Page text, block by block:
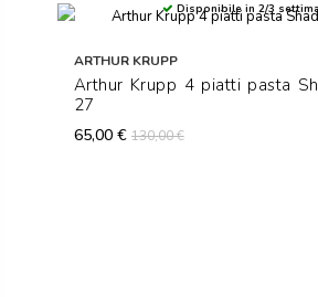
Disponibile in 2/3
ARTHUR KRUPP
Arthur Krupp 4 piatti pasta
27
65,00 € 130,00 €